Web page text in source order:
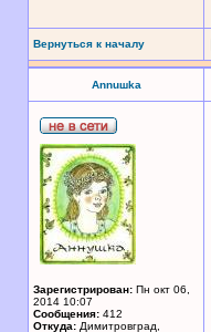
Вернуться к началу
Annuшka
Зарегистрирован: Пн окт 06,
2014 10:07
Сообщения: 412
Откуда: Димитровград,